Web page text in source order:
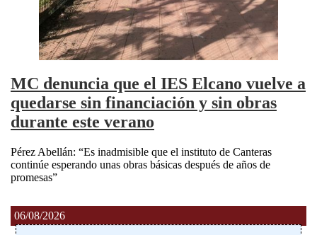
MC denuncia que el IES Elcano vuelve a
quedarse sin financiación y sin obras
durante este verano
Pérez Abellán: “Es inadmisible que el instituto de Canteras
continúe esperando unas obras básicas después de años de
promesas”
06/08/2026